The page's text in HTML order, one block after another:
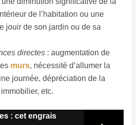
de l’habitation ou une
jouir de son jardin ou de sa
directes: augmentation de
murs, nécessité d’allumer la
journée, dépréciation de la
etc.
: cet engrais